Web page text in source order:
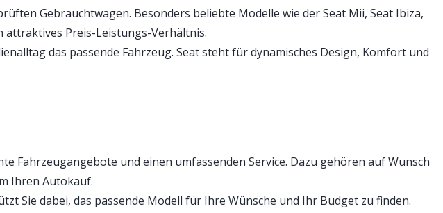
Gebrauchtwagen. Besonders beliebte Modelle wie der Seat Mii, Seat Ibiza,
attraktives Preis-Leistungs-Verhältnis.
das passende Fahrzeug. Seat steht für dynamisches Design, Komfort und
Fahrzeugangebote und einen umfassenden Service. Dazu gehören auf Wunsch
Ihren Autokauf.
Sie dabei, das passende Modell für Ihre Wünsche und Ihr Budget zu finden.